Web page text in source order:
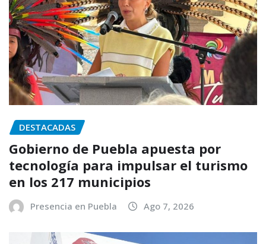
DESTACADAS
Gobierno de Puebla apuesta por
tecnología para impulsar el turismo
en los 217 municipios
Presencia en Puebla Ago 7, 2026